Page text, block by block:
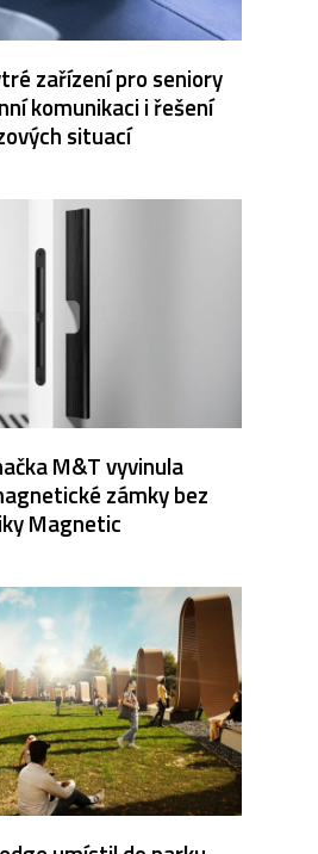
zařízení pro seniory
komunikaci i řešení
situací
M&T vyvinula
zámky bez
Magnetic